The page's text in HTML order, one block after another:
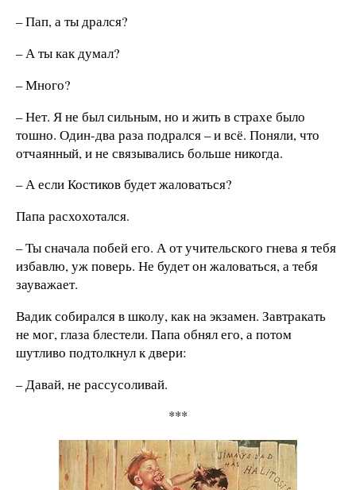
– Пап, а ты дрался?
– А ты как думал?
– Много?
– Нет. Я не был сильным, но и жить в страхе было
тошно. Один-два раза подрался – и всё. Поняли, что
отчаянный, и не связывались больше никогда.
– А если Костиков будет жаловаться?
Папа расхохотался.
– Ты сначала побей его. А от учительского гнева я тебя
избавлю, уж поверь. Не будет он жаловаться, а тебя
зауважает.
Вадик собирался в школу, как на экзамен. Завтракать
не мог, глаза блестели. Папа обнял его, а потом
шутливо подтолкнул к двери:
– Давай, не рассусоливай.
***